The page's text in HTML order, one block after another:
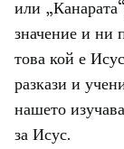
или
значение и ни
това кой е
разкази и
нашето
за Исус.